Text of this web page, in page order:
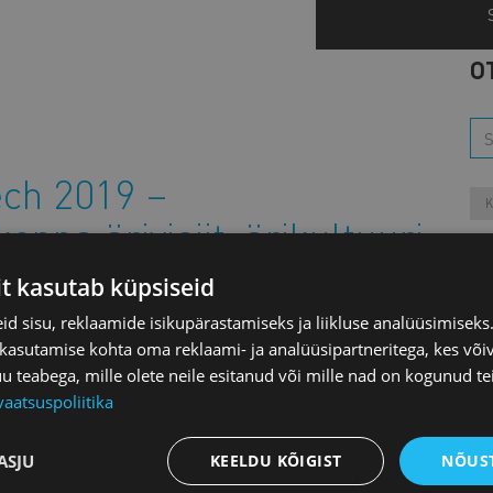
2019 –
ärivisiit, ärikultuuri
(VKE), kes soovib mõista uusi tarnijaid või
ärikultuuri tutvustavale külastusreisile, kus on
India masinatööstuse sektoris“ ning
India ärikultuuri koolitus. Programm on täielikult
ja oma lendude tasumist Indiasse.
kasutab küpsiseid
sisu, reklaamide isikupärastamiseks ja liikluse
kohta oma reklaami- ja analüüsipartneritega, kes
teabega, mille olete neile esitanud või mille nad on kogunud
KEELDU KÕIGIST